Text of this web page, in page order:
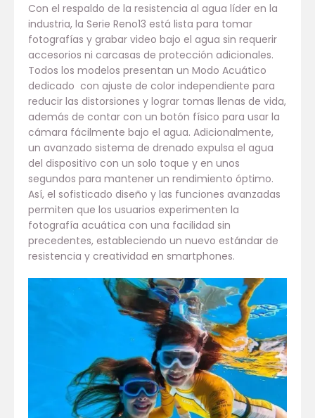
Con el respaldo de la resistencia al agua líder en la
industria, la Serie Reno13 está lista para tomar
fotografías y grabar video bajo el agua sin requerir
accesorios ni carcasas de protección adicionales.
Todos los modelos presentan un Modo Acuático
dedicado con ajuste de color independiente para
reducir las distorsiones y lograr tomas llenas de vida,
además de contar con un botón físico para usar la
cámara fácilmente bajo el agua. Adicionalmente,
un avanzado sistema de drenado expulsa el agua
del dispositivo con un solo toque y en unos
segundos para mantener un rendimiento óptimo.
Así, el sofisticado diseño y las funciones avanzadas
permiten que los usuarios experimenten la
fotografía acuática con una facilidad sin
precedentes, estableciendo un nuevo estándar de
resistencia y creatividad en smartphones.